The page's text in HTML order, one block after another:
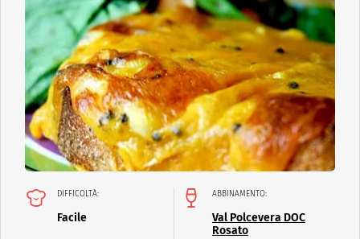
DIFFICOLTÀ:
Facile
ABBINAMENTO:
Val Polcevera DOC
Rosato